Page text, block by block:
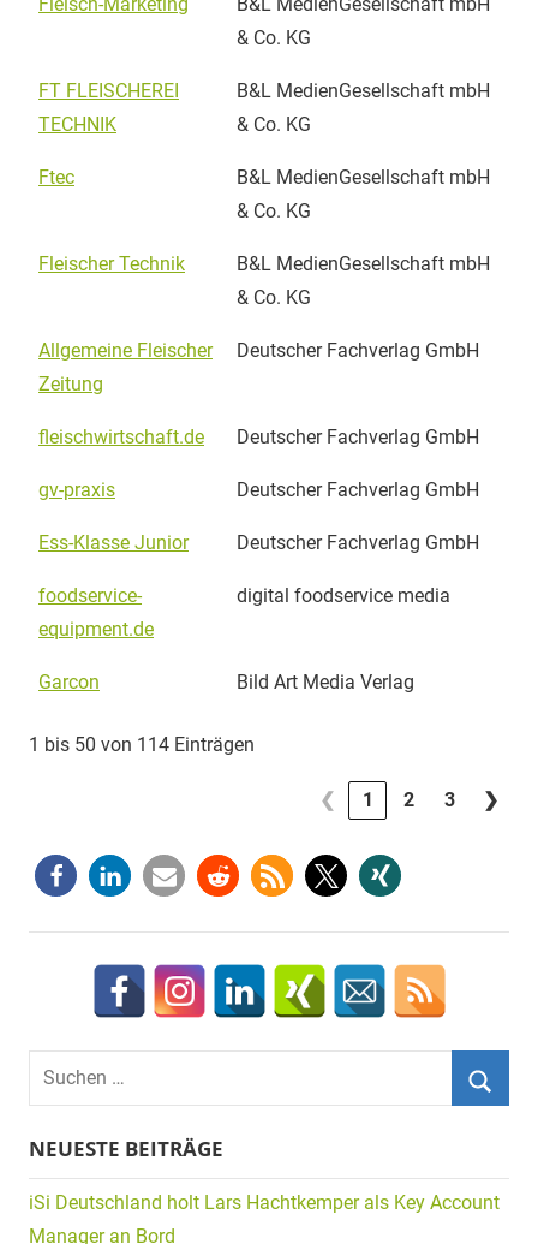
& Co. KG
FT FLEISCHEREI
TECHNIK
B&L MedienGesellschaft mbH
& Co. KG
Ftec
B&L MedienGesellschaft mbH
& Co. KG
Fleischer Technik
B&L MedienGesellschaft mbH
& Co. KG
Allgemeine Fleischer
Zeitung
Deutscher Fachverlag GmbH
fleischwirtschaft.de Deutscher Fachverlag GmbH
gv-praxis Deutscher Fachverlag GmbH
Ess-Klasse Junior Deutscher Fachverlag GmbH
foodservice-
equipment.de
digital foodservice media
Garcon Bild Art Media Verlag
1 bis 50 von 114 Einträgen
❮ 1 2 3 ❯
Suchen
nach:
NEUESTE BEITRÄGE
iSi Deutschland holt Lars Hachtkemper als Key Account
Manager an Bord